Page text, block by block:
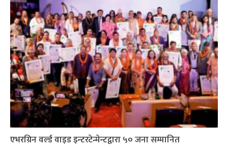
एभरग्रिन वर्ल्ड वाइड इन्टरटेन्मेन्टद्वारा ५० जना सम्मानित